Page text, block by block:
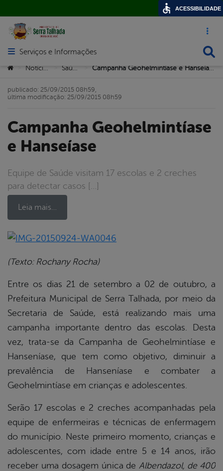
Acesso
Abrir menu principal de navegação
Serviços e Informações
Você está aqui: > >
Campanha Geohelmintíase
e Hanseíase
Equipe de Saúde visitam 17 escolas e 2 creches
para detectar casos […]
Leia mais…
publicado: 25/09/2015 08h59,
última modificação: 25/09/2015 08h59
(Texto: Rochany Rocha)
Entre os dias 21 de setembro a 02 de outubro, a
Prefeitura Municipal de Serra Talhada, por meio da
Secretaria de Saúde, está realizando mais uma
campanha importante dentro das escolas. Desta
vez, trata-se da Campanha de Geohelmintíase e
Hanseníase, que tem como objetivo, diminuir a
prevalência de Hanseníase e combater a
Geohelmintíase em crianças e adolescentes.
Serão 17 escolas e 2 creches acompanhadas pela
equipe de enfermeiras e técnicas de enfermagem
do município. Neste primeiro momento, crianças e
adolescentes, com idade entre 5 e 14 anos, irão
receber uma dosagem única de Albendazol, de 400
ACESSIBILIDADE